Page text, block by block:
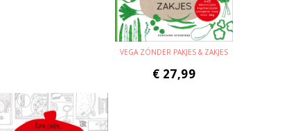
VEGA ZÓNDER PAKJES & ZAKJES
€ 27,99